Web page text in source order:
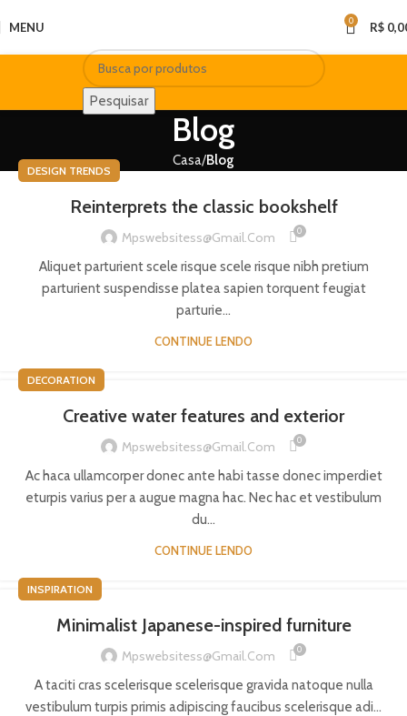
MENU 0 R$
Pesquisar
Blog
Casa Blog
DESIGN TRENDS
Reinterprets the classic bookshelf
Mpswebsitess@gmail.com 0
Aliquet parturient scele risque scele risque nibh pretium
parturient suspendisse platea sapien torquent feugiat
parturie...
CONTINUE LENDO
DECORATION
Creative water features and exterior
Mpswebsitess@gmail.com 0
Ac haca ullamcorper donec ante habi tasse donec imperdiet
eturpis varius per a augue magna hac. Nec hac et vestibulum
du...
CONTINUE LENDO
INSPIRATION
Minimalist Japanese-inspired furniture
Mpswebsitess@gmail.com 0
A taciti cras scelerisque scelerisque gravida natoque nulla
vestibulum turpis primis adipiscing faucibus scelerisque adi...